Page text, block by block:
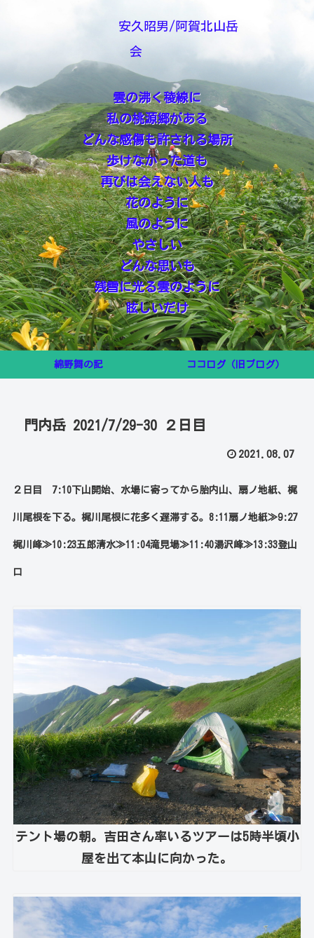
安久昭男/阿賀北山岳
会
雲の沸く稜線に
私の桃源郷がある
どんな感傷も許される場所
歩けなかった道も
再びは会えない人も
花のように
風のように
やさしい
どんな思いも
残雪に光る雲のように
眩しいだけ
綿野舞の記 ココログ（旧ブログ）
門内岳 2021/7/29-30 ２日目
2021.08.07
２日目 7:10下山開始、水場に寄ってから胎内山、扇ノ地紙、梶
川尾根を下る。梶川尾根に花多く遅滞する。8:11扇ノ地紙≫9:27
梶川峰≫10:23五郎清水≫11:04滝見場≫11:40湯沢峰≫13:33登山
口
テント場の朝。吉田さん率いるツアーは5時半頃小
屋を出て本山に向かった。